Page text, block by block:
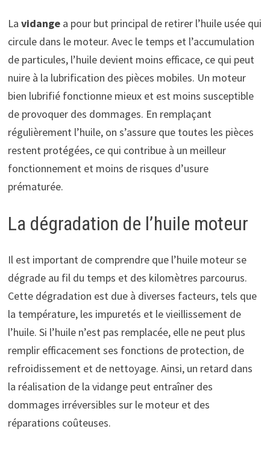
La vidangea pour but principal de retirer l’huile usée qui
circule dans le moteur. Avec le temps et l’accumulation
de particules, l’huile devient moins efficace, ce qui peut
nuire à la lubrification des pièces mobiles. Un moteur
bien lubrifié fonctionne mieux et est moins susceptible
de provoquer des dommages. En remplaçant
régulièrement l’huile, on s’assure que toutes les pièces
restent protégées, ce qui contribue à un meilleur
fonctionnement et moins de risques d’usure
prématurée.
La dégradation de l’huile moteur
Il est important de comprendre que l’huile moteur se
dégrade au fil du temps et des kilomètres parcourus.
Cette dégradation est due à diverses facteurs, tels que
la température, les impuretés et le vieillissement de
l’huile. Si l’huile n’est pas remplacée, elle ne peut plus
remplir efficacement ses fonctions de protection, de
refroidissement et de nettoyage. Ainsi, un retard dans
la réalisation de la vidange peut entraîner des
dommages irréversibles sur le moteur et des
réparations coûteuses.